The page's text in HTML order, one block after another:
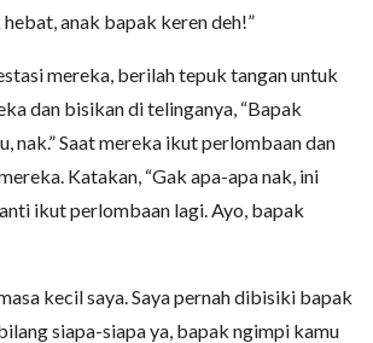
anak bapak keren deh!”
mereka, berilah tepuk tangan untuk
dan bisikan di telinganya, “Bapak
nak.” Saat mereka ikut perlombaan dan
Katakan, “Gak apa-apa nak, ini
ikut perlombaan lagi. Ayo, bapak
kecil saya. Saya pernah dibisiki bapak
siapa-siapa ya, bapak ngimpi kamu